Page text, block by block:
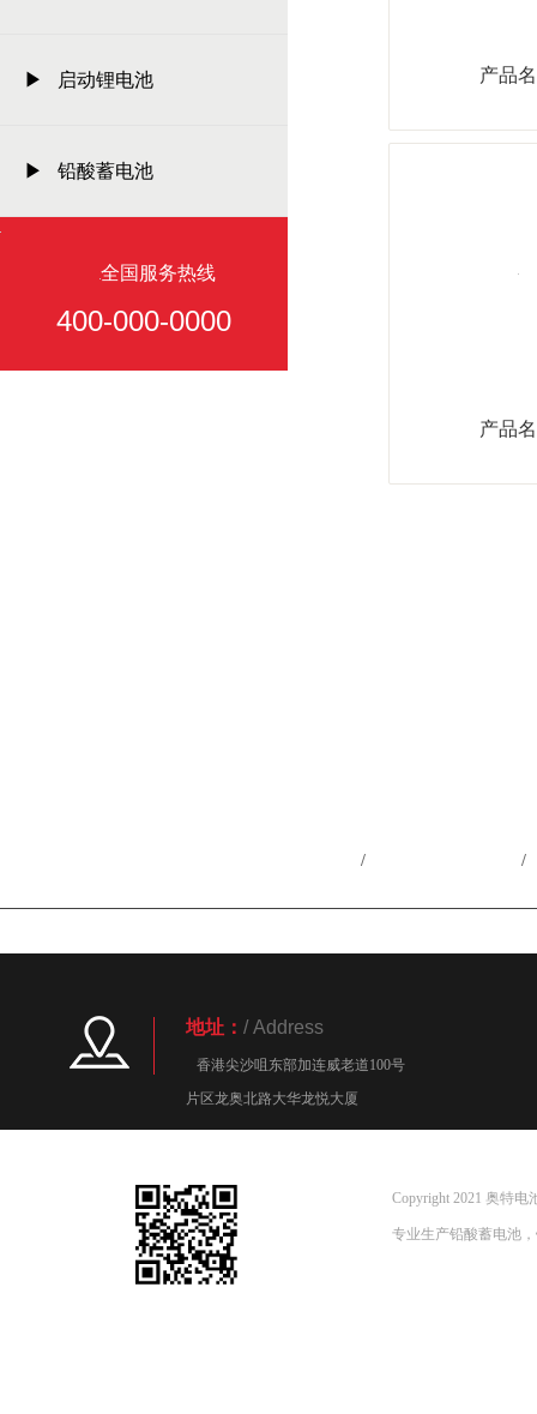
▶ 启动锂电池
▶ 铅酸蓄电池
产品
产品
全国服务热线
400-000-0000
/ /
地址： / Address
香港尖沙咀东部加连威老道
片区龙奥北路大华龙悦大厦
Copyright 2021 奥特
专业生产铅酸蓄电池